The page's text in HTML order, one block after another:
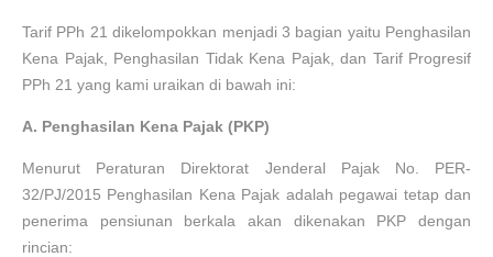
Tarif PPh 21 dikelompokkan menjadi 3 bagian yaitu Penghasilan
Kena Pajak, Penghasilan Tidak Kena Pajak, dan Tarif Progresif
PPh 21 yang kami uraikan di bawah ini:
A. Penghasilan Kena Pajak (PKP)
Menurut Peraturan Direktorat Jenderal Pajak No. PER-
32/PJ/2015 Penghasilan Kena Pajak adalah pegawai tetap dan
penerima pensiunan berkala akan dikenakan PKP dengan
rincian: